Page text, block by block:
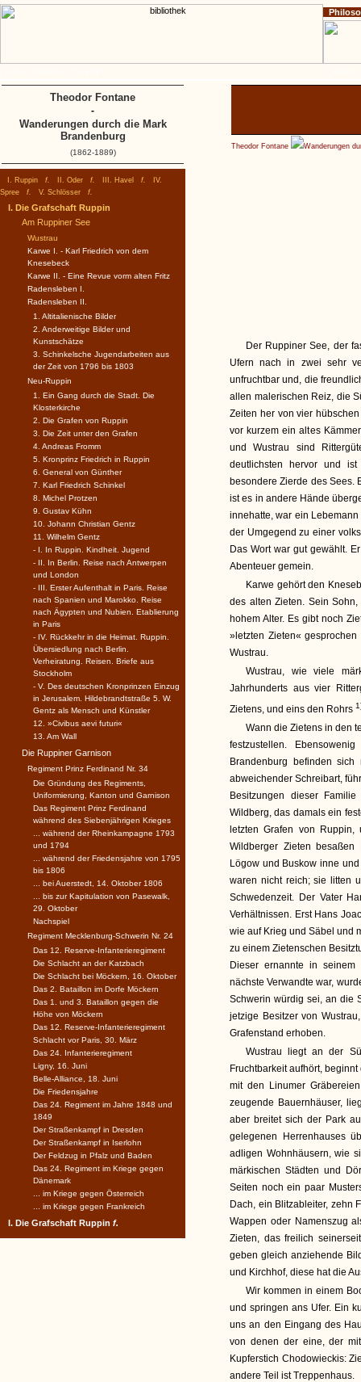
Theodor Fontane Wanderungen
Der Ruppiner See, der
Ufern nach in zwei sehr
unfruchtbar und, die
allen malerischen Reiz, die
Zeiten her von vier
vor kurzem ein altes
und Wustrau sind
deutlichsten hervor und
besondere Zierde des Sees.
ist es in andere Hände
innehatte, war ein
der Umgegend zu einer
Das Wort war gut gewählt.
Abenteuer gemein.
Karwe gehört den
des alten Zieten. Sein
hohem Alter. Es gibt noch
»letzten Zieten«
Wustrau.
Wustrau, wie viele
Jahrhunderts aus vier
Zietens, und eins den Rohrs
Wann die Zietens in den
festzustellen.
Brandenburg befinden
abweichender Schreibart,
Besitzungen dieser
Wildberg, das damals ein
letzten Grafen von
Wildberger Zieten
Lögow und Buskow inne
waren nicht reich; sie litten
Schwedenzeit. Der Vater
Verhältnissen. Erst Hans
wie auf Krieg und Säbel und
zu einem Zietenschen
Dieser ernannte in
nächste Verwandte war,
Schwerin würdig sei, an die
jetzige Besitzer von
Grafenstand erhoben.
Wustrau liegt an der
Fruchtbarkeit aufhört,
mit den Linumer
zeugende Bauernhäuser,
aber breitet sich der Park
gelegenen Herrenhauses
adligen Wohnhäusern, wie
märkischen Städten und
Seiten noch ein paar
Dach, ein Blitzableiter, zehn
Wappen oder Namenszug
Zieten, das freilich
geben gleich anziehende
und Kirchhof, diese hat die
Wir kommen in einem
und springen ans Ufer. Ein
uns an den Eingang des
von denen der eine, der
Kupferstich Chodowieckis:
andere Teil ist Treppenhaus.
I. Ruppin f. II. Oder f. III. Havel f.
IV.
Spree
f. V. Schlösser f.
I. Die Grafschaft Ruppin
Am Ruppiner See
Wustrau
Karwe I. - Karl Friedrich von dem
Knesebeck
Karwe II. - Eine Revue vorm alten Fritz
Radensleben I.
Radensleben II.
1. Altitalienische Bilder
2. Anderweitige Bilder und
Kunstschätze
3. Schinkelsche Jugendarbeiten aus
der Zeit von 1796 bis 1803
Neu-Ruppin
1. Ein Gang durch die Stadt. Die
Klosterkirche
2. Die Grafen von Ruppin
3. Die Zeit unter den Grafen
4. Andreas Fromm
5. Kronprinz Friedrich in Ruppin
6. General von Günther
7. Karl Friedrich Schinkel
8. Michel Protzen
9. Gustav Kühn
10. Johann Christian Gentz
11. Wilhelm Gentz
- I. In Ruppin. Kindheit. Jugend
- II. In Berlin. Reise nach Antwerpen
und London
- III. Erster Aufenthalt in Paris. Reise
nach Spanien und Marokko. Reise
nach Ägypten und Nubien. Etablierung
in Paris
- IV. Rückkehr in die Heimat. Ruppin.
Übersiedlung nach Berlin.
Verheiratung. Reisen. Briefe aus
Stockholm
- V. Des deutschen Kronprinzen Einzug
in Jerusalem. Hildebrandtstraße 5. W.
Gentz als Mensch und Künstler
12. »Civibus aevi futuri«
13. Am Wall
Die Ruppiner Garnison
Regiment Prinz Ferdinand Nr. 34
Die Gründung des Regiments,
Uniformierung, Kanton und Garnison
Das Regiment Prinz Ferdinand
während des Siebenjährigen Krieges
... während der Rheinkampagne 1793
und 1794
... während der Friedensjahre von 1795
bis 1806
... bei Auerstedt, 14. Oktober 1806
... bis zur Kapitulation von Pasewalk,
29. Oktober
Nachspiel
Regiment Mecklenburg-Schwerin Nr. 24
Das 12. Reserve-Infanterieregiment
Die Schlacht an der Katzbach
Die Schlacht bei Möckern, 16. Oktober
Das 2. Bataillon im Dorfe Möckern
Das 1. und 3. Bataillon gegen die
Höhe von Möckern
Das 12. Reserve-Infanterieregiment
Schlacht vor Paris, 30. März
Das 24. Infanterieregiment
Ligny, 16. Juni
Belle-Alliance, 18. Juni
Die Friedensjahre
Das 24. Regiment im Jahre 1848 und
1849
Der Straßenkampf in Dresden
Der Straßenkampf in Iserlohn
Der Feldzug in Pfalz und Baden
Das 24. Regiment im Kriege gegen
Dänemark
... im Kriege gegen Österreich
... im Kriege gegen Frankreich
I. Die Grafschaft Ruppin f.
Theodor Fontane
-
Wanderungen durch die Mark
Brandenburg
(1862-1889)